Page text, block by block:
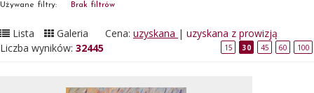
Używane filtry: Brak filtrów
Lista Galeria Cena: uzyskana | uzyskana z prowizją
Liczba wyników: 32445 15 30 45 60 100